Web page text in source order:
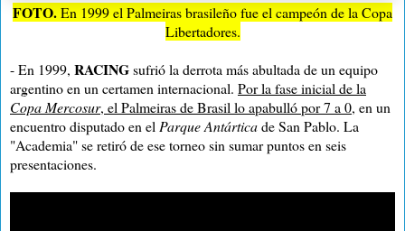
FOTO.En 1999 el Palmeiras brasileño fue el campeón de la Copa
Libertadores.
- En 1999, RACINGsufrió la derrota más abultada de un equipo
argentino en un certamen internacional. Por la fase inicial de la
Copa Mercosur, el Palmeiras de Brasil lo apabulló por 7 a 0, en un
encuentro disputado en el Parque Antárticade San Pablo. La
"Academia" se retiró de ese torneo sin sumar puntos en seis
presentaciones.